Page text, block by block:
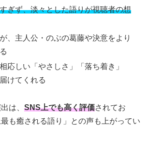
ぎず、淡々とした語りが視聴者の想
、主人公・のぶの葛藤や決意をより
応しい「やさしさ」「落ち着き」
けてくれる
は、 SNS上でも高く評価されてお
も癒される語り」との声も上がってい